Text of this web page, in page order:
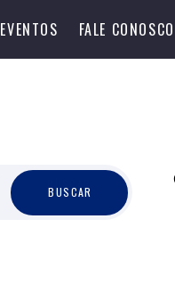
EVENTOS FALE CONOSCO
BUSCAR